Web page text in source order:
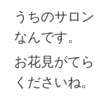
うちのサロ
なんです。
お花見がて
くださいね。